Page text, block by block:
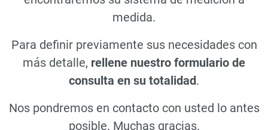
medida.
Para definir previamente sus necesidades con
más detalle, rellene nuestro formulario de
consulta en su totalidad.
Nos pondremos en contacto con usted lo antes
posible. Muchas gracias.